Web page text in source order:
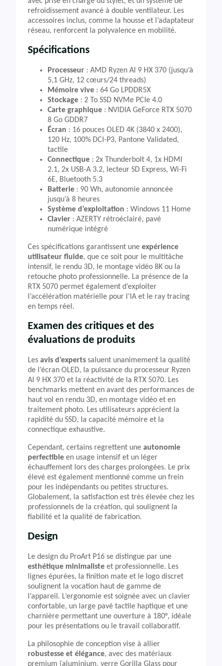
refroidissement avancé à double ventilateur. Les
accessoires inclus, comme la housse et l’adaptateur
réseau, renforcent la polyvalence en mobilité.
Spécifications
Processeur : AMD Ryzen AI 9 HX 370 (jusqu’à
5,1 GHz, 12 cœurs/24 threads)
Mémoire vive : 64 Go LPDDR5X
Stockage : 2 To SSD NVMe PCIe 4.0
Carte graphique : NVIDIA GeForce RTX 5070
8 Go GDDR7
Écran : 16 pouces OLED 4K (3840 x 2400),
120 Hz, 100% DCI-P3, Pantone Validated,
tactile
Connectique : 2x Thunderbolt 4, 1x HDMI
2.1, 2x USB-A 3.2, lecteur SD Express, Wi-Fi
6E, Bluetooth 5.3
Batterie : 90 Wh, autonomie annoncée
jusqu’à 8 heures
Système d’exploitation : Windows 11 Home
Clavier : AZERTY rétroéclairé, pavé
numérique intégré
Ces spécifications garantissent une expérience
utilisateur fluide, que ce soit pour le multitâche
intensif, le rendu 3D, le montage vidéo 8K ou la
retouche photo professionnelle. La présence de la
RTX 5070 permet également d’exploiter
l’accélération matérielle pour l’IA et le ray tracing
en temps réel.
Examen des critiques et des
évaluations de produits
Les avis d’experts saluent unanimement la qualité
de l’écran OLED, la puissance du processeur Ryzen
AI 9 HX 370 et la réactivité de la RTX 5070. Les
benchmarks mettent en avant des performances de
haut vol en rendu 3D, en montage vidéo et en
traitement photo. Les utilisateurs apprécient la
rapidité du SSD, la capacité mémoire et la
connectique exhaustive.
Cependant, certains regrettent une autonomie
perfectible en usage intensif et un léger
échauffement lors des charges prolongées. Le prix
élevé est également mentionné comme un frein
pour les indépendants ou petites structures.
Globalement, la satisfaction est très élevée chez les
professionnels de la création, qui soulignent la
fiabilité et la qualité de fabrication.
Design
Le design du ProArt P16 se distingue par une
esthétique minimaliste et professionnelle. Les
lignes épurées, la finition mate et le logo discret
soulignent la vocation haut de gamme de
l’appareil. L’ergonomie est soignée avec un clavier
confortable, un large pavé tactile haptique et une
charnière permettant une ouverture à 180°, idéale
pour les présentations ou le travail collaboratif.
La philosophie de conception vise à allier
robustesse et élégance, avec des matériaux
premium (aluminium, verre Gorilla Glass pour